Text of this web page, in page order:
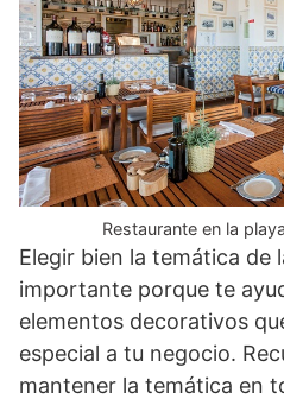
Restaurante en la
Elegir bien la temática de
importante porque te
elementos decorativos
especial a tu negocio.
mantener la temática en